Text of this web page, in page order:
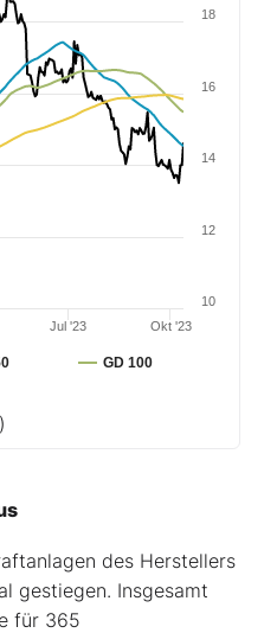
GD 100
Jul '23 Okt '23
10
12
14
16
18
des Herstellers
gestiegen. Insgesamt
für 365